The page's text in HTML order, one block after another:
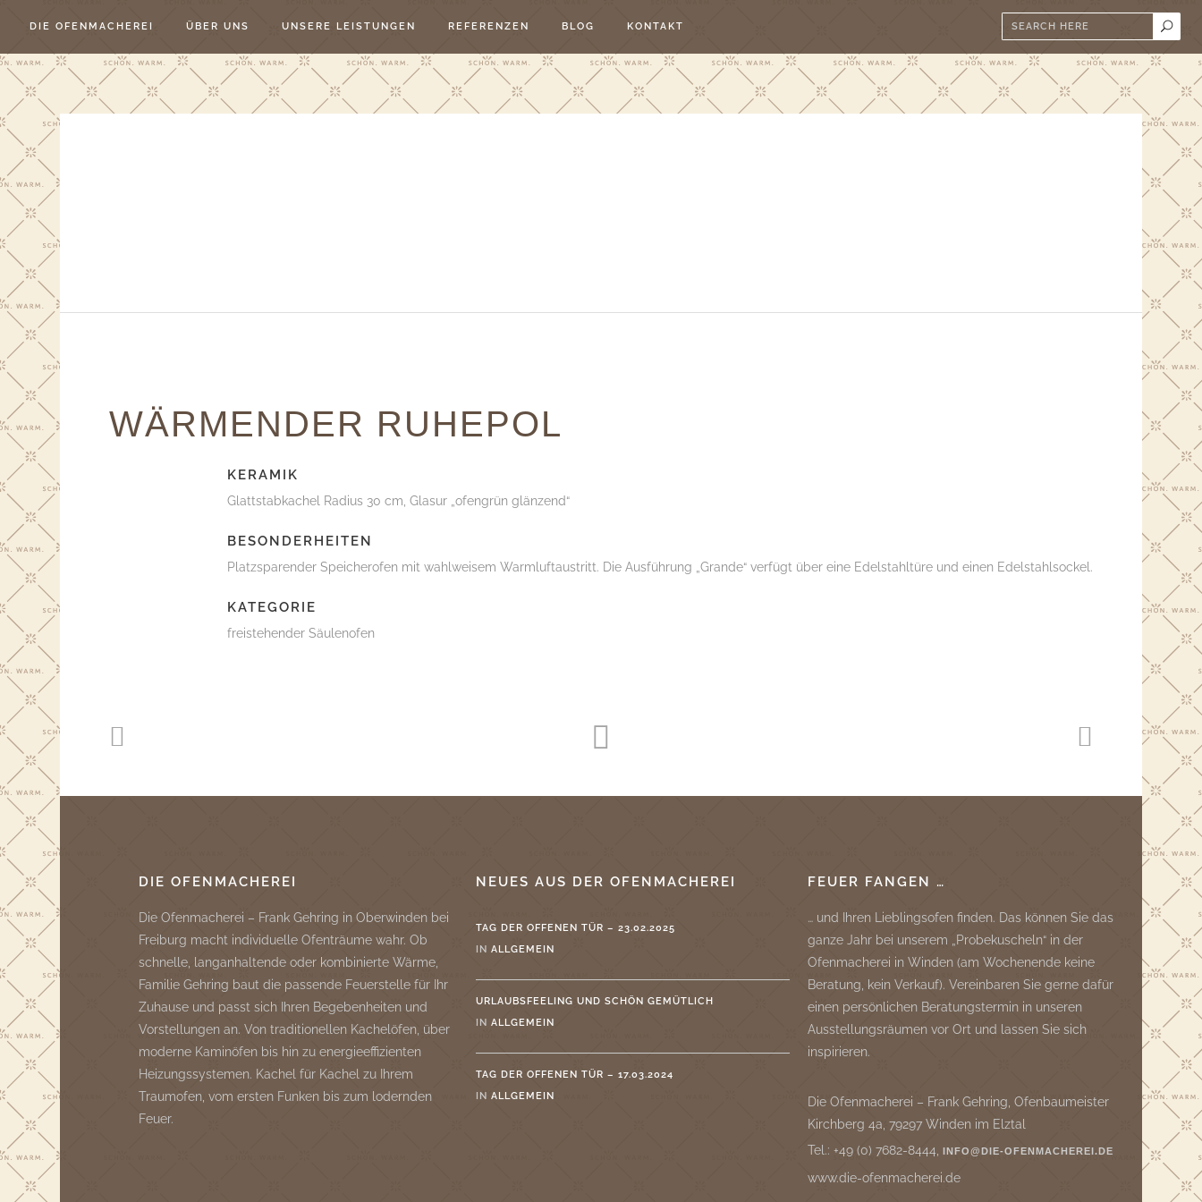
DIE OFENMACHEREI ÜBER UNS UNSERE LEISTUNGEN REFERENZEN BLOG KONTAKT
WÄRMENDER RUHEPOL
KERAMIK
Glattstabkachel Radius 30 cm, Glasur „ofengrün glänzend“
BESONDERHEITEN
Platzsparender Speicherofen mit wahlweisem Warmluftaustritt. Die Ausführung „Grande“ verfügt über eine Edelstahltüre und einen Edelstahlsockel.
KATEGORIE
freistehender Säulenofen
DIE OFENMACHEREI
Die Ofenmacherei – Frank Gehring in Oberwinden bei
Freiburg macht individuelle Ofenträume wahr. Ob
schnelle, langanhaltende oder kombinierte Wärme,
Familie Gehring baut die passende Feuerstelle für Ihr
Zuhause und passt sich Ihren Begebenheiten und
Vorstellungen an. Von traditionellen Kachelöfen, über
moderne Kaminöfen bis hin zu energieeffizienten
Heizungssystemen. Kachel für Kachel zu Ihrem
Traumofen, vom ersten Funken bis zum lodernden
Feuer.
NEUES AUS DER OFENMACHEREI
TAG DER OFFENEN TÜR – 23.02.2025
IN ALLGEMEIN
URLAUBSFEELING UND SCHÖN GEMÜTLICH
IN ALLGEMEIN
TAG DER OFFENEN TÜR – 17.03.2024
IN ALLGEMEIN
FEUER FANGEN …
… und Ihren Lieblingsofen finden. Das können Sie das
ganze Jahr bei unserem „Probekuscheln“ in der
Ofenmacherei in Winden (am Wochenende keine
Beratung, kein Verkauf). Vereinbaren Sie gerne dafür
einen persönlichen Beratungstermin in unseren
Ausstellungsräumen vor Ort und lassen Sie sich
inspirieren.
Die Ofenmacherei – Frank Gehring, Ofenbaumeister
Kirchberg 4a, 79297 Winden im Elztal
Tel.: +49 (0) 7682-8444,INFO@DIE-OFENMACHEREI.DE
www.die-ofenmacherei.de